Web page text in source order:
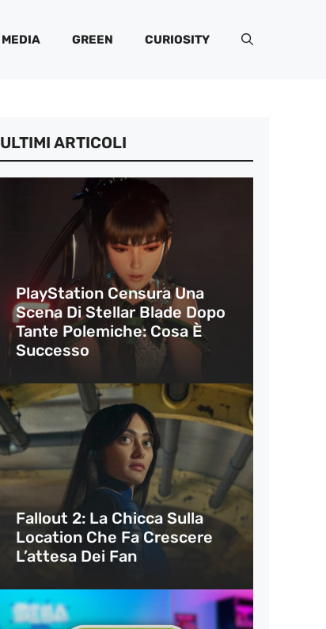
MEDIA GREEN CURIOSITY
ULTIMI ARTICOLI
PlayStation Censura Una
Scena Di Stellar Blade Dopo
Tante Polemiche: Cosa È
Successo
Fallout 2: La Chicca Sulla
Location Che Fa Crescere
L’attesa Dei Fan